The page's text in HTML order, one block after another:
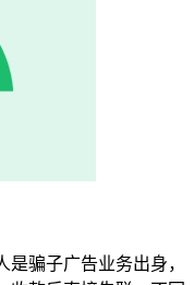
骗子广告业务出身，